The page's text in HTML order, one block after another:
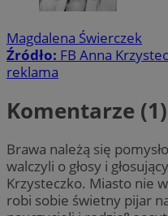
Magdalena Świerczek
Źródło: FB Anna
reklama
Komentarze (1)
Brawa należą się
walczyli o głosy i
Krzysteczko. Miasto nie
robi sobie świetny pijar